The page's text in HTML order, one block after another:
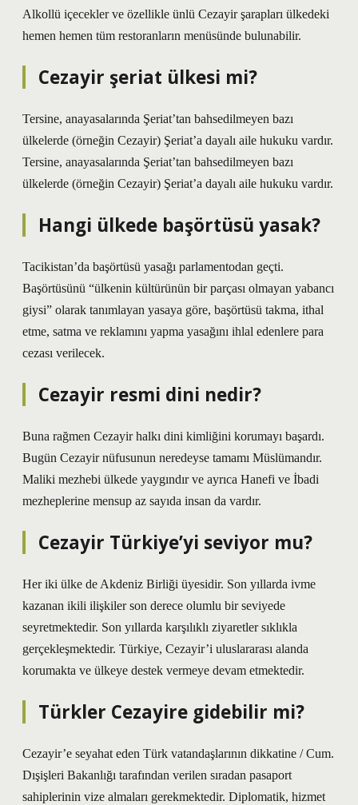
Alkollü içecekler ve özellikle ünlü Cezayir şarapları ülkedeki
hemen hemen tüm restoranların menüsünde bulunabilir.
Cezayir şeriat ülkesi mi?
Tersine, anayasalarında Şeriat’tan bahsedilmeyen bazı
ülkelerde (örneğin Cezayir) Şeriat’a dayalı aile hukuku vardır.
Tersine, anayasalarında Şeriat’tan bahsedilmeyen bazı
ülkelerde (örneğin Cezayir) Şeriat’a dayalı aile hukuku vardır.
Hangi ülkede başörtüsü yasak?
Tacikistan’da başörtüsü yasağı parlamentodan geçti.
Başörtüsünü “ülkenin kültürünün bir parçası olmayan yabancı
giysi” olarak tanımlayan yasaya göre, başörtüsü takma, ithal
etme, satma ve reklamını yapma yasağını ihlal edenlere para
cezası verilecek.
Cezayir resmi dini nedir?
Buna rağmen Cezayir halkı dini kimliğini korumayı başardı.
Bugün Cezayir nüfusunun neredeyse tamamı Müslümandır.
Maliki mezhebi ülkede yaygındır ve ayrıca Hanefi ve İbadi
mezheplerine mensup az sayıda insan da vardır.
Cezayir Türkiye’yi seviyor mu?
Her iki ülke de Akdeniz Birliği üyesidir. Son yıllarda ivme
kazanan ikili ilişkiler son derece olumlu bir seviyede
seyretmektedir. Son yıllarda karşılıklı ziyaretler sıklıkla
gerçekleşmektedir. Türkiye, Cezayir’i uluslararası alanda
korumakta ve ülkeye destek vermeye devam etmektedir.
Türkler Cezayire gidebilir mi?
Cezayir’e seyahat eden Türk vatandaşlarının dikkatine / Cum.
Dışişleri Bakanlığı tarafından verilen sıradan pasaport
sahiplerinin vize almaları gerekmektedir. Diplomatik, hizmet